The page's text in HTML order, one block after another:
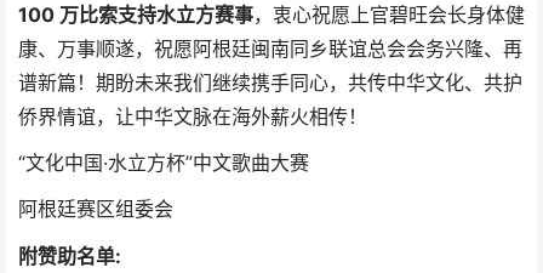
100 万比索支持水立方赛事，衷心祝愿上官碧旺会长身体健
康、万事顺遂，祝愿阿根廷闽南同乡联谊总会会务兴隆、再
谱新篇！期盼未来我们继续携手同心，共传中华文化、共护
侨界情谊，让中华文脉在海外薪火相传！
“文化中国·水立方杯”中文歌曲大赛
阿根廷赛区组委会
附赞助名单: